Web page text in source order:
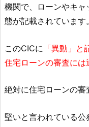
機関で、ローンやキ
態が記載されています。
このCICに 「異動」
住宅ローンの審査には
絶対に住宅ローンの審
堅いと言われている